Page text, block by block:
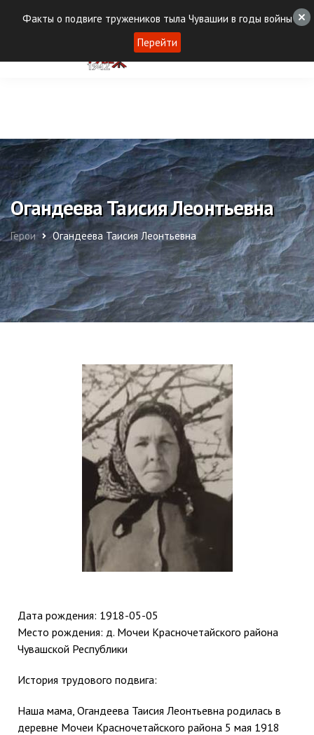
Огандеева Таисия Леонтьевна
Герои Огандеева Таисия Леонтьевна
Дата рождения: 1918-05-05
Место рождения: д. Мочеи Красночетайского района
Чувашской Республики
История трудового подвига:
Наша мама, Огандеева Таисия Леонтьевна родилась в
деревне Мочеи Красночетайского района 5 мая 1918
Факты о подвиге тружеников тыла Чувашии в годы войны
Перейти